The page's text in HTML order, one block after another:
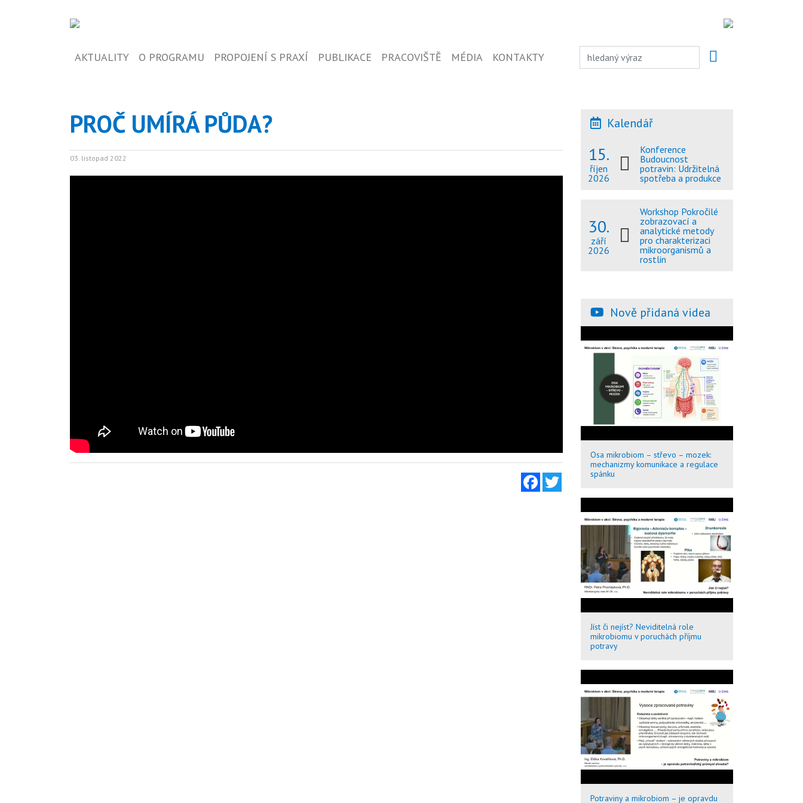
AKTUALITY O PROGRAMU PROPOJENÍ S PRAXÍ PUBLIKACE PRACOVIŠTĚ MÉDIA KONTAKTY
PROČ UMÍRÁ PŮDA?
03. listopad 2022
FacebookTwitter
Kalendář
15.
říjen
2026
Konference
Budoucnost
potravin: Udržitelná
spotřeba a produkce
30.
září
2026
Workshop Pokročilé
zobrazovací a
analytické metody
pro charakterizaci
mikroorganismů a
rostlin
Nově přidaná videa
Osa mikrobiom – střevo – mozek:
mechanizmy komunikace a regulace
spánku
Jíst či nejíst? Neviditelná role
mikrobiomu v poruchách příjmu
potravy
Potraviny a mikrobiom – je opravdu